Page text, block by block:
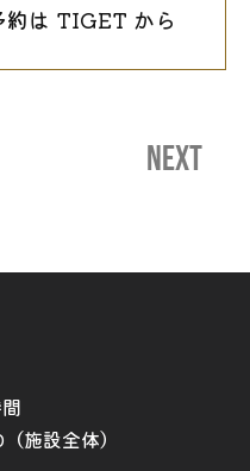
約は TIGET から
NEXT
施設全体）